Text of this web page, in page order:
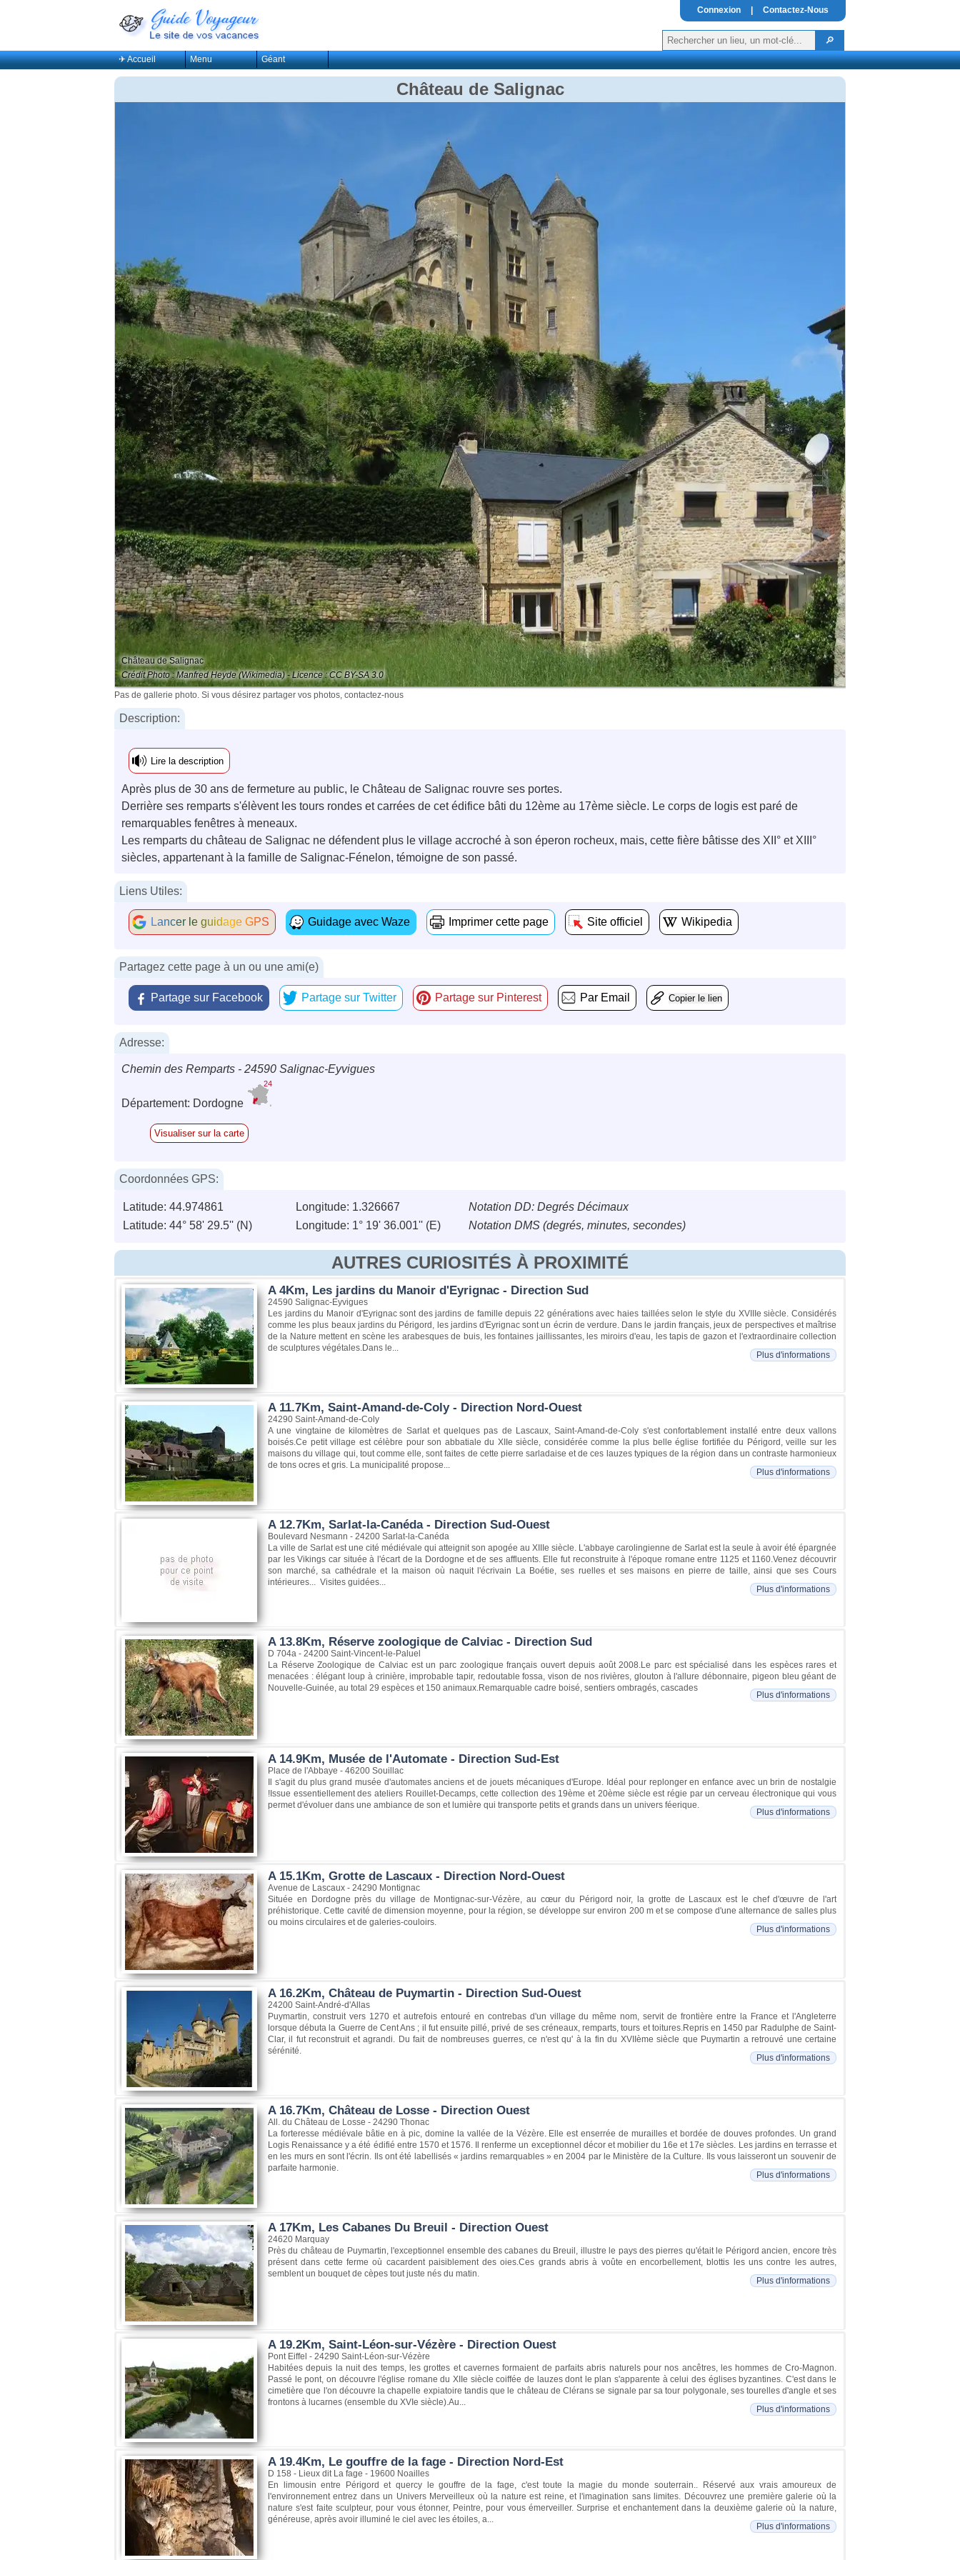
Connexion Contactez-Nous
✈ Accueil Menu Géant
Château de Salignac
Château de Salignac
Crédit Photo : Manfred Heyde (Wikimedia) - Licence : CC BY-SA 3.0
Pas de gallerie photo. Si vous désirez partager vos photos, contactez-nous
Description:
Lire la description
Après plus de 30 ans de fermeture au public, le Château de Salignac rouvre ses portes.
Derrière ses remparts s'élèvent les tours rondes et carrées de cet édifice bâti du 12ème au 17ème siècle. Le corps de logis est paré de
remarquables fenêtres à meneaux.
Les remparts du château de Salignac ne défendent plus le village accroché à son éperon rocheux, mais, cette fière bâtisse des XII° et XIII°
siècles, appartenant à la famille de Salignac-Fénelon, témoigne de son passé.
Liens Utiles:
Lancer le guidage GPS Guidage avec Waze Imprimer cette page Site officiel Wikipedia
Partagez cette page à un ou une ami(e)
Partage sur Facebook Partage sur Twitter Partage sur Pinterest Par Email Copier le lien
Adresse:
Chemin des Remparts - 24590 Salignac-Eyvigues
Département: Dordogne
24
Visualiser sur la carte
Coordonnées GPS:
Latitude: 44.974861 Longitude: 1.326667
Notation DD: Degrés Décimaux
Latitude: 44° 58' 29.5'' (N)
Longitude: 1° 19' 36.001'' (E) Notation DMS (degrés, minutes, secondes)
AUTRES CURIOSITÉS À PROXIMITÉ
A 4Km, Les jardins du Manoir d'Eyrignac - Direction Sud
24590 Salignac-Eyvigues
Les jardins du Manoir d'Eyrignac sont des jardins de famille depuis 22 générations avec haies taillées selon le style du XVIIIe siècle. Considérés
comme les plus beaux jardins du Périgord, les jardins d'Eyrignac sont un écrin de verdure. Dans le jardin français, jeux de perspectives et maîtrise
de la Nature mettent en scène les arabesques de buis, les fontaines jaillissantes, les miroirs d'eau, les tapis de gazon et l'extraordinaire collection
de sculptures végétales.Dans le...
Plus d'informations
A 11.7Km, Saint-Amand-de-Coly - Direction Nord-Ouest
24290 Saint-Amand-de-Coly
A une vingtaine de kilomètres de Sarlat et quelques pas de Lascaux, Saint-Amand-de-Coly s'est confortablement installé entre deux vallons
boisés.Ce petit village est célèbre pour son abbatiale du XIIe siècle, considérée comme la plus belle église fortifiée du Périgord, veille sur les
maisons du village qui, tout comme elle, sont faites de cette pierre sarladaise et de ces lauzes typiques de la région dans un contraste harmonieux
de tons ocres et gris. La municipalité propose...
Plus d'informations
A 12.7Km, Sarlat-la-Canéda - Direction Sud-Ouest
Boulevard Nesmann - 24200 Sarlat-la-Canéda
La ville de Sarlat est une cité médiévale qui atteignit son apogée au XIIIe siècle. L'abbaye carolingienne de Sarlat est la seule à avoir été épargnée
par les Vikings car située à l'écart de la Dordogne et de ses affluents. Elle fut reconstruite à l'époque romane entre 1125 et 1160.Venez découvrir
son marché, sa cathédrale et la maison où naquit l'écrivain La Boétie, ses ruelles et ses maisons en pierre de taille, ainsi que ses Cours
intérieures... Visites guidées...
Plus d'informations
A 13.8Km, Réserve zoologique de Calviac - Direction Sud
D 704a - 24200 Saint-Vincent-le-Paluel
La Réserve Zoologique de Calviac est un parc zoologique français ouvert depuis août 2008.Le parc est spécialisé dans les espèces rares et
menacées : élégant loup à crinière, improbable tapir, redoutable fossa, vison de nos rivières, glouton à l'allure débonnaire, pigeon bleu géant de
Nouvelle-Guinée, au total 29 espèces et 150 animaux.Remarquable cadre boisé, sentiers ombragés, cascades
Plus d'informations
A 14.9Km, Musée de l'Automate - Direction Sud-Est
Place de l'Abbaye - 46200 Souillac
Il s'agit du plus grand musée d'automates anciens et de jouets mécaniques d'Europe. Idéal pour replonger en enfance avec un brin de nostalgie
!Issue essentiellement des ateliers Rouillet-Decamps, cette collection des 19ème et 20ème siècle est régie par un cerveau électronique qui vous
permet d'évoluer dans une ambiance de son et lumière qui transporte petits et grands dans un univers féerique.
Plus d'informations
A 15.1Km, Grotte de Lascaux - Direction Nord-Ouest
Avenue de Lascaux - 24290 Montignac
Située en Dordogne près du village de Montignac-sur-Vézère, au cœur du Périgord noir, la grotte de Lascaux est le chef d'œuvre de l'art
préhistorique. Cette cavité de dimension moyenne, pour la région, se développe sur environ 200 m et se compose d'une alternance de salles plus
ou moins circulaires et de galeries-couloirs.
Plus d'informations
A 16.2Km, Château de Puymartin - Direction Sud-Ouest
24200 Saint-André-d'Allas
Puymartin, construit vers 1270 et autrefois entouré en contrebas d'un village du même nom, servit de frontière entre la France et l'Angleterre
lorsque débuta la Guerre de Cent Ans ; il fut ensuite pillé, privé de ses créneaux, remparts, tours et toitures.Repris en 1450 par Radulphe de Saint-
Clar, il fut reconstruit et agrandi. Du fait de nombreuses guerres, ce n'est qu' à la fin du XVIIème siècle que Puymartin a retrouvé une certaine
sérénité.
Plus d'informations
A 16.7Km, Château de Losse - Direction Ouest
All. du Château de Losse - 24290 Thonac
La forteresse médiévale bâtie en à pic, domine la vallée de la Vézère. Elle est enserrée de murailles et bordée de douves profondes. Un grand
Logis Renaissance y a été édifié entre 1570 et 1576. Il renferme un exceptionnel décor et mobilier du 16e et 17e siècles. Les jardins en terrasse et
en les murs en sont l'écrin. Ils ont été labellisés « jardins remarquables » en 2004 par le Ministère de la Culture. Ils vous laisseront un souvenir de
parfaite harmonie.
Plus d'informations
A 17Km, Les Cabanes Du Breuil - Direction Ouest
24620 Marquay
Près du château de Puymartin, l'exceptionnel ensemble des cabanes du Breuil, illustre le pays des pierres qu'était le Périgord ancien, encore très
présent dans cette ferme où cacardent paisiblement des oies.Ces grands abris à voûte en encorbellement, blottis les uns contre les autres,
semblent un bouquet de cèpes tout juste nés du matin.
Plus d'informations
A 19.2Km, Saint-Léon-sur-Vézère - Direction Ouest
Pont Eiffel - 24290 Saint-Léon-sur-Vézère
Habitées depuis la nuit des temps, les grottes et cavernes formaient de parfaits abris naturels pour nos ancêtres, les hommes de Cro-Magnon.
Passé le pont, on découvre l'église romane du XIIe siècle coiffée de lauzes dont le plan s'apparente à celui des églises byzantines. C'est dans le
cimetière que l'on découvre la chapelle expiatoire tandis que le château de Clérans se signale par sa tour polygonale, ses tourelles d'angle et ses
frontons à lucarnes (ensemble du XVIe siècle).Au...
Plus d'informations
A 19.4Km, Le gouffre de la fage - Direction Nord-Est
D 158 - Lieux dit La fage - 19600 Noailles
En limousin entre Périgord et quercy le gouffre de la fage, c'est toute la magie du monde souterrain.. Réservé aux vrais amoureux de
l'environnement entrez dans un Univers Merveilleux où la nature est reine, et l'imagination sans limites. Découvrez une première galerie où la
nature s'est faite sculpteur, pour vous étonner, Peintre, pour vous émerveiller. Surprise et enchantement dans la deuxième galerie où la nature,
généreuse, après avoir illuminé le ciel avec les étoiles, a...
Plus d'informations